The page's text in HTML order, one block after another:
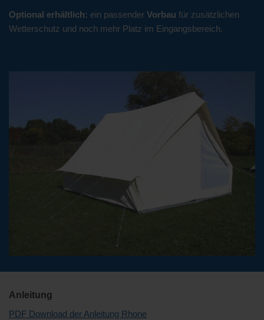
Optional erhältlich: ein passender Vorbau für zusätzlichen
Wetterschutz und noch mehr Platz im Eingangsbereich.
Anleitung
PDF Download der Anleitung Rhone